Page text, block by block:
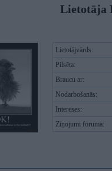
Lietotāja
Lietotājvārds:
Pilsēta:
Braucu ar:
Nodarbošanās:
Intereses:
Ziņojumi forumā: